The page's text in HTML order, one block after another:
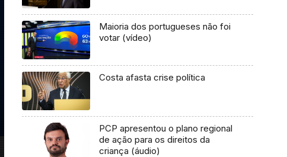
Maioria dos portugueses não foi
votar (vídeo)
Costa afasta crise política
PCP apresentou o plano regional
de ação para os direitos da
criança (áudio)